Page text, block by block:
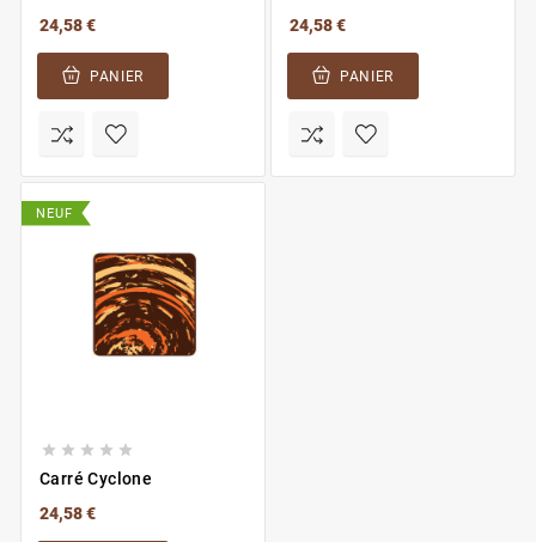
24,58 €
PANIER
24,58 €
PANIER
NEUF
    
Carré Cyclone
24,58 €